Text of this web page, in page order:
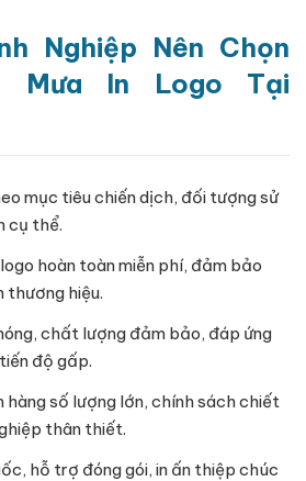
Nghiệp Nên Chọn
Mưa In Logo Tại
mục tiêu chiến dịch, đối tượng sử
cụ thể.
hoàn toàn miễn phí, đảm bảo
thương hiệu.
chất lượng đảm bảo, đáp ứng
độ gấp.
hàng số lượng lớn, chính sách chiết
thân thiết.
hỗ trợ đóng gói, in ấn thiệp chúc